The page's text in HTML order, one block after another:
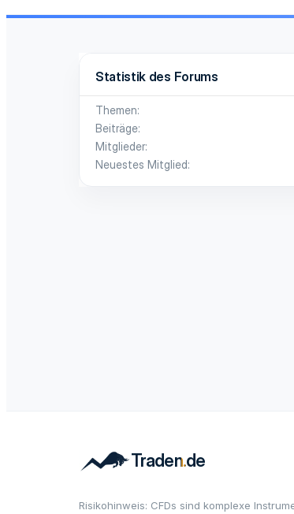
Statistik des Forums
Themen
Beiträge
Mitglieder
Neuestes Mitglied
Risikohinweis: CFDs sind komplexe